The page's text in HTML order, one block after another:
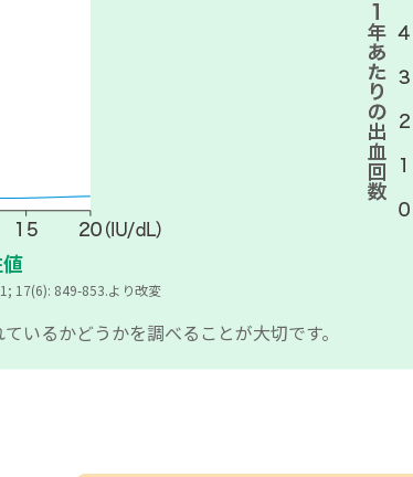
17(6): 849-853.より改変
いるかどうかを調べることが大切です。